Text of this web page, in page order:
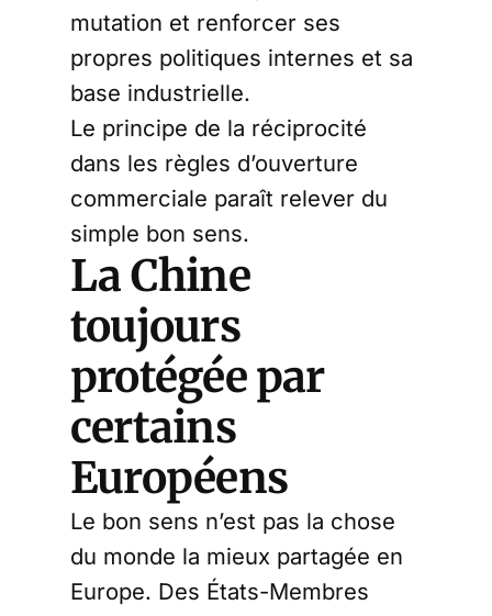
mutation et renforcer ses
propres politiques internes et sa
base industrielle.
Le principe de la réciprocité
dans les règles d’ouverture
commerciale paraît relever du
simple bon sens.
La Chine
toujours
protégée par
certains
Européens
Le bon sens n’est pas la chose
du monde la mieux partagée en
Europe. Des États-Membres